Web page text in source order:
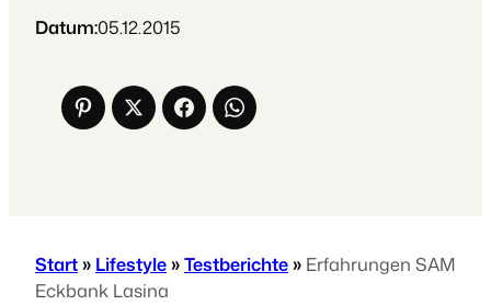
Datum:05.12.2015
Start» Lifestyle»Testberichte» Erfahrungen SAM
Eckbank Lasina